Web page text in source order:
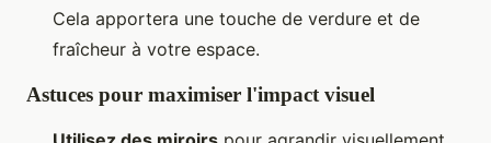
Cela apportera une touche de verdure et de
fraîcheur à votre espace.
Astuces pour maximiser l'impact visuel